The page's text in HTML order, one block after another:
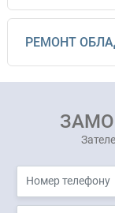
РЕМОНТ